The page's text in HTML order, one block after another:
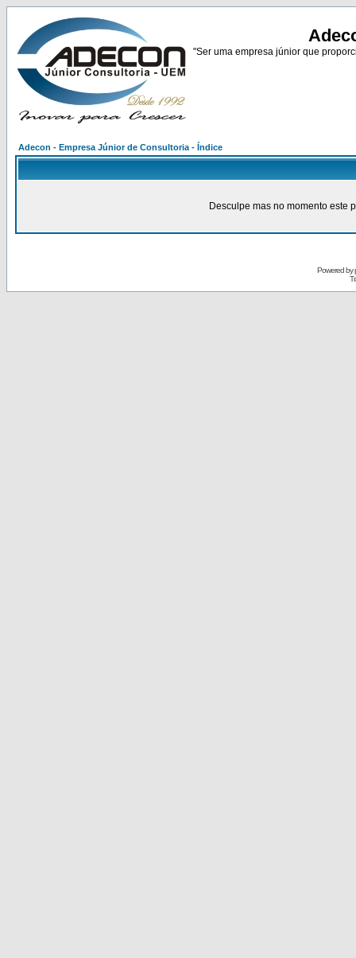
"Ser uma empresa júnior que
Adecon - Empresa Júnior de Consultoria - Índice
Desculpe mas no momento este
Powered by